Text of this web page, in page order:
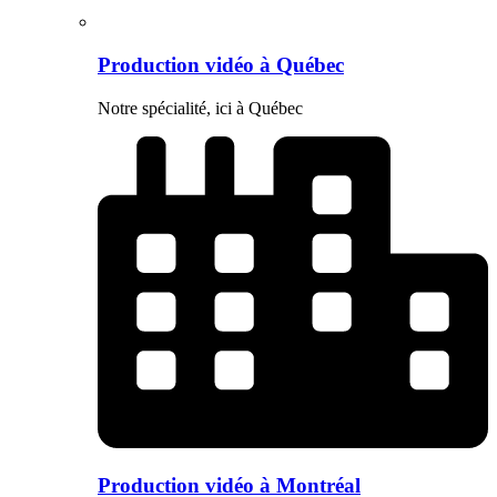
Production vidéo à Québec
Notre spécialité, ici à Québec
Production vidéo à Montréal